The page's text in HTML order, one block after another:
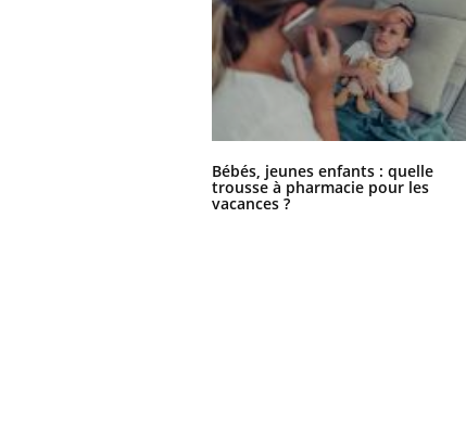
Bébés, jeunes enfants : quelle
trousse à pharmacie pour les
vacances ?